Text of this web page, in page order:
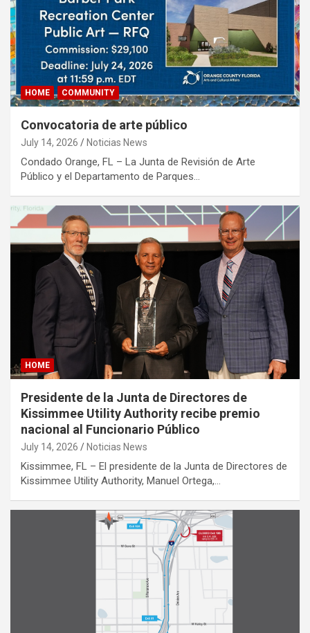
HOME COMMUNITY
Convocatoria de arte público
July 14, 2026 Noticias News
Condado Orange, FL – La Junta de Revisión de Arte
Público y el Departamento de Parques…
HOME
Presidente de la Junta de Directores de
Kissimmee Utility Authority recibe premio
nacional al Funcionario Público
July 14, 2026 Noticias News
Kissimmee, FL – El presidente de la Junta de Directores de
Kissimmee Utility Authority, Manuel Ortega,…